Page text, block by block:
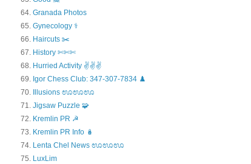
Granada Photos
Gynecology ⚕️
Haircuts ✂️
History ✄✄✄
Hurried Activity ✌✌✌
Igor Chess Club: 347-307-7834 ♟️
Illusions ಊಊಊ
Jigsaw Puzzle 🧩
Kremlin PR ☭
Kremlin PR Info 🪆
Lenta Chel News ಊಊಊ
LuxLim